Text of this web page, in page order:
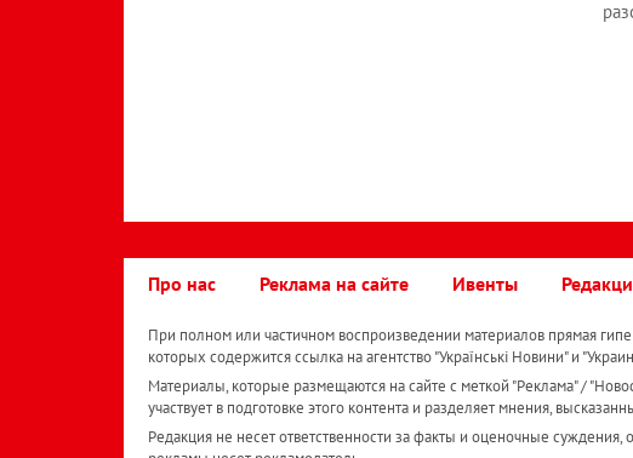
Про нас Реклама на сайте Ивенты
При полном или частичном воспроизведении материалов прямая
которых содержится ссылка на агентство "Українськi Новини" и
Материалы, которые размещаются на сайте с меткой "Реклама" /
участвует в подготовке этого контента и разделяет мнения,
Редакция не несет ответственности за факты и оценочные